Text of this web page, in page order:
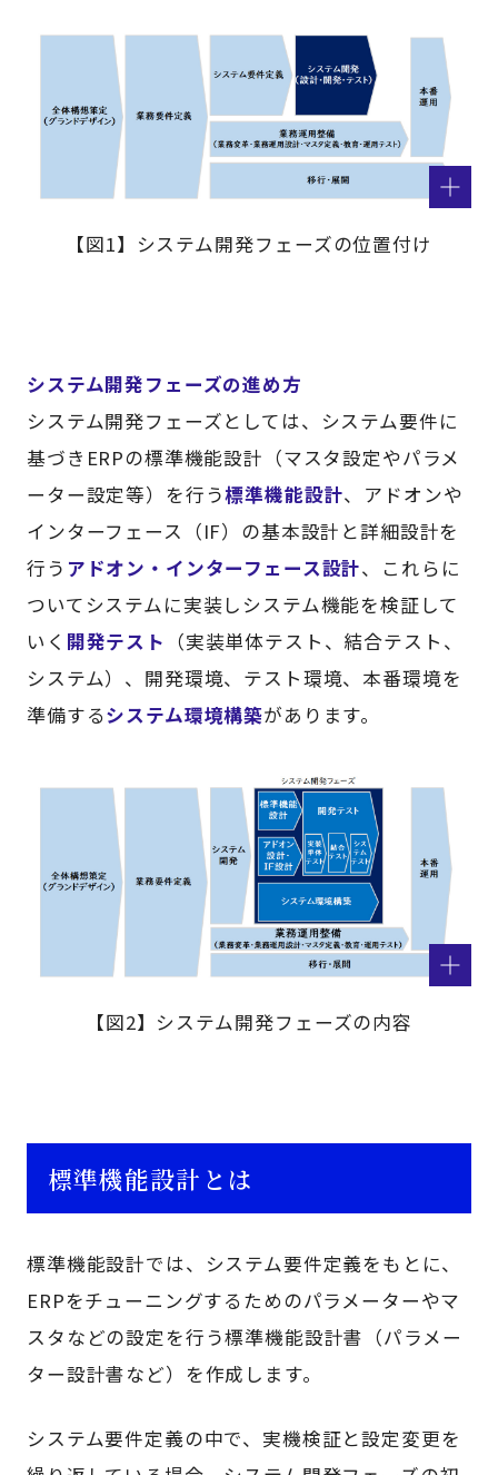
【図1】システム開発フェーズの位置付け
システム開発フェーズの進め方
システム開発フェーズとしては、システム要件に
基づきERPの標準機能設計（マスタ設定やパラメ
ーター設定等）を行う標準機能設計、アドオンや
インターフェース（IF）の基本設計と詳細設計を
行う アドオン・インターフェース設計、これらに
ついてシステムに実装しシステム機能を検証して
いく 開発テスト （実装単体テスト、結合テスト、
システム）、開発環境、テスト環境、本番環境を
準備するシステム環境構築があります。
【図2】システム開発フェーズの内容
標準機能設計とは
標準機能設計では、システム要件定義をもとに、
ERPをチューニングするためのパラメーターやマ
スタなどの設定を行う標準機能設計書（パラメー
ター設計書など）を作成します。
システム要件定義の中で、実機検証と設定変更を